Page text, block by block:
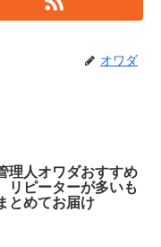
オワダ
理人オワダおすすめ
リピーターが多いも
とめてお届け